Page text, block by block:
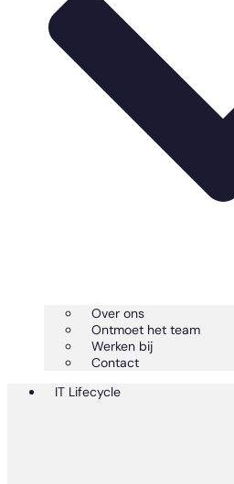
Over ons
Ontmoet het team
Werken bij
Contact
IT Lifecycle